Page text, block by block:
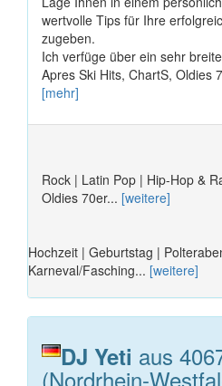
wertvolle Tips für Ihre
zugeben.
Ich verfüge über ein sehr
Apres Ski Hits, ChartS, Oldies
[mehr]
Rock | Latin Pop | Hip-Hop &
Oldies 70er... [weitere]
Hochzeit | Geburtstag |
Karneval/Fasching... [weitere]
DJ Yeti aus
(Nordrhein-